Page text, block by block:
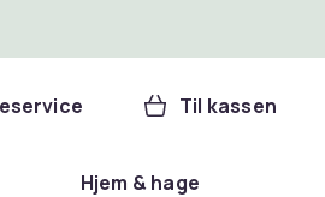
Til kassen
Hjem & hage